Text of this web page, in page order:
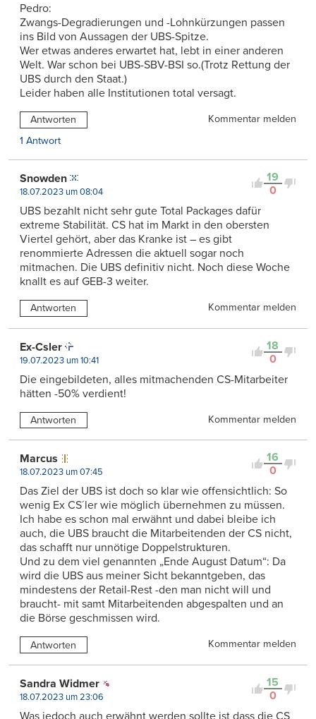
Pedro:
Zwangs-Degradierungen und -Lohnkürzungen passen
ins Bild von Aussagen der UBS-Spitze.
Wer etwas anderes erwartet hat, lebt in einer anderen
Welt. War schon bei UBS-SBV-BSI so.(Trotz Rettung der
UBS durch den Staat.)
Leider haben alle Institutionen total versagt.
Antworten
Kommentar melden
1 Antwort
19
0
Snowden
18.07.2023 um 08:04
UBS bezahlt nicht sehr gute Total Packages dafür
extreme Stabilität. CS hat im Markt in den obersten
Viertel gehört, aber das Kranke ist – es gibt
renommierte Adressen die aktuell sogar noch
mitmachen. Die UBS definitiv nicht. Noch diese Woche
knallt es auf GEB-3 weiter.
Antworten Kommentar melden
18
0
Ex-Csler
19.07.2023 um 10:41
Die eingebildeten, alles mitmachenden CS-Mitarbeiter
hätten -50% verdient!
Antworten Kommentar melden
16
0
Marcus
18.07.2023 um 07:45
Das Ziel der UBS ist doch so klar wie offensichtlich: So
wenig Ex CS´ler wie möglich übernehmen zu müssen.
Ich habe es schon mal erwähnt und dabei bleibe ich
auch, die UBS braucht die Mitarbeitenden der CS nicht,
das schafft nur unnötige Doppelstrukturen.
Und zu dem viel genannten „Ende August Datum“: Da
wird die UBS aus meiner Sicht bekanntgeben, das
mindestens der Retail-Rest -den man nicht will und
braucht- mit samt Mitarbeitenden abgespalten und an
die Börse geschmissen wird.
Antworten Kommentar melden
15
0
Sandra Widmer
18.07.2023 um 23:06